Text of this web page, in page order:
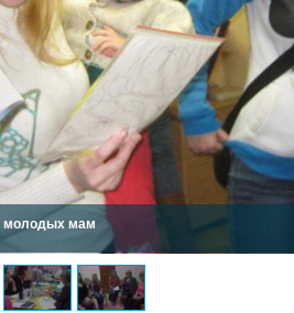
молодых мам
ГОДОМ
В ЯКУТИИ